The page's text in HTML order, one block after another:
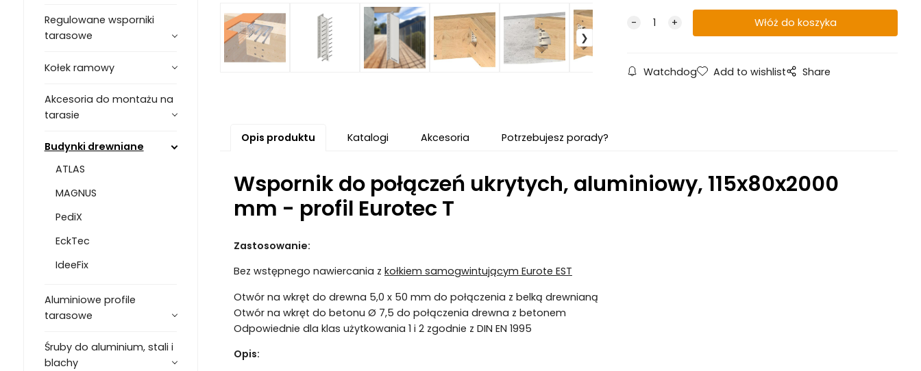
Regulowane wsporniki
tarasowe
Kołek ramowy
Akcesoria do montażu na
tarasie
Budynki drewniane
ATLAS
MAGNUS
PediX
EckTec
IdeeFix
Aluminiowe profile
tarasowe
Śruby do aluminium, stali i
blachy
Watchdog Add to wishlist Share
Opis produktu Katalogi Akcesoria Potrzebujesz porady?
Wspornik do połączeń ukrytych, aluminiowy, 115x80x2000
mm - profil Eurotec T
Zastosowanie:
Bez wstępnego nawiercania z kołkiem samogwintującym Eurote EST
Otwór na wkręt do drewna 5,0 x 50 mm do połączenia z belką drewnianą
Otwór na wkręt do betonu Ø 7,5 do połączenia drewna z betonem
Odpowiednie dla klas użytkowania 1 i 2 zgodnie z DIN EN 1995
Opis: